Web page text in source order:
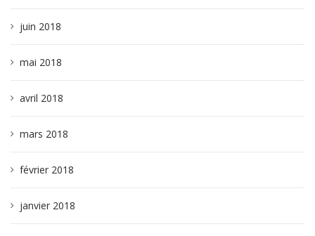
juin 2018
mai 2018
avril 2018
mars 2018
février 2018
janvier 2018